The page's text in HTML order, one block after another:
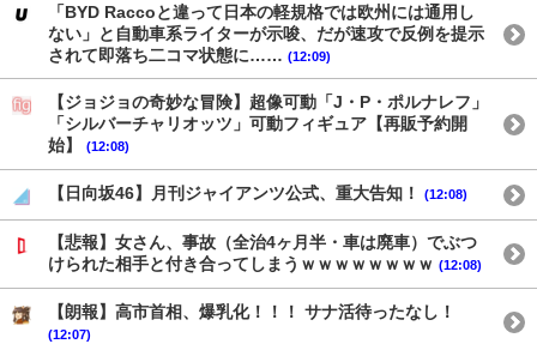
「BYD Raccoと違って日本の軽規格では欧州には通用し
ない」と自動車系ライターが示唆、だが速攻で反例を提示
されて即落ち二コマ状態に…… (12:09)
【ジョジョの奇妙な冒険】超像可動「J・P・ポルナレフ」
「シルバーチャリオッツ」可動フィギュア【再販予約開
始】
(12:08)
【日向坂46】月刊ジャイアンツ公式、重大告知！ (12:08)
【悲報】女さん、事故（全治4ヶ月半・車は廃車）でぶつ
けられた相手と付き合ってしまうｗｗｗｗｗｗｗｗ (12:08)
【朗報】高市首相、爆乳化！！！ サナ活待ったなし！
(12:07)